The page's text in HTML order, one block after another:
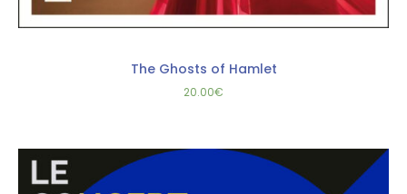
The Ghosts of Hamlet
20.00€